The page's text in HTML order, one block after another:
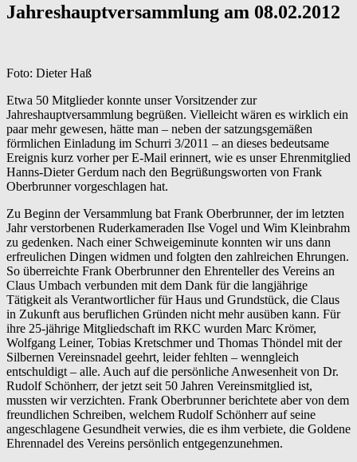
Jahreshauptversammlung am 08.02.2012
Foto: Dieter Haß
Etwa 50 Mitglieder konnte unser Vorsitzender zur
Jahreshauptversammlung begrüßen. Vielleicht wären es wirklich ein
paar mehr gewesen, hätte man – neben der satzungsgemäßen
förmlichen Einladung im Schurri 3/2011 – an dieses bedeutsame
Ereignis kurz vorher per E-Mail erinnert, wie es unser Ehrenmitglied
Hanns-Dieter Gerdum nach den Begrüßungsworten von Frank
Oberbrunner vorgeschlagen hat.
Zu Beginn der Versammlung bat Frank Oberbrunner, der im letzten
Jahr verstorbenen Ruderkameraden Ilse Vogel und Wim Kleinbrahm
zu gedenken. Nach einer Schweigeminute konnten wir uns dann
erfreulichen Dingen widmen und folgten den zahlreichen Ehrungen.
So überreichte Frank Oberbrunner den Ehrenteller des Vereins an
Claus Umbach verbunden mit dem Dank für die langjährige
Tätigkeit als Verantwortlicher für Haus und Grundstück, die Claus
in Zukunft aus beruflichen Gründen nicht mehr ausüben kann. Für
ihre 25-jährige Mitgliedschaft im RKC wurden Marc Krömer,
Wolfgang Leiner, Tobias Kretschmer und Thomas Thöndel mit der
Silbernen Vereinsnadel geehrt, leider fehlten – wenngleich
entschuldigt – alle. Auch auf die persönliche Anwesenheit von Dr.
Rudolf Schönherr, der jetzt seit 50 Jahren Vereinsmitglied ist,
mussten wir verzichten. Frank Oberbrunner berichtete aber von dem
freundlichen Schreiben, welchem Rudolf Schönherr auf seine
angeschlagene Gesundheit verwies, die es ihm verbiete, die Goldene
Ehrennadel des Vereins persönlich entgegenzunehmen.